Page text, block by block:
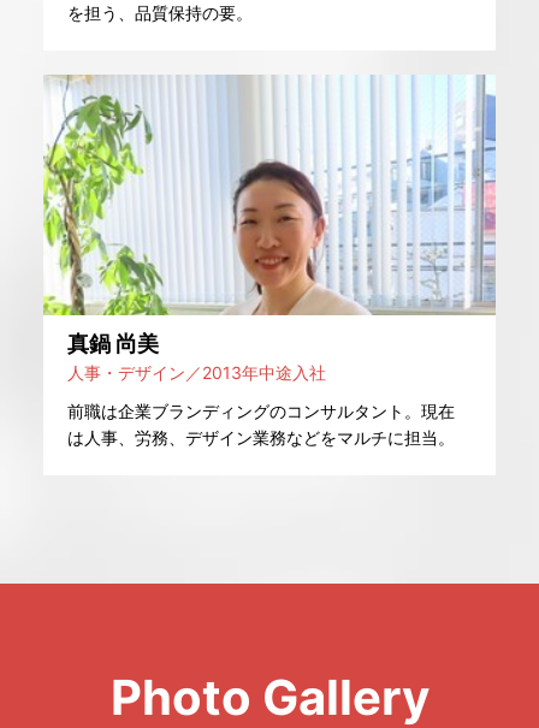
を担う、品質保持の要。
真鍋 尚美
人事・デザイン／2013年中途入社
前職は企業ブランディングのコンサルタント。現在
は人事、労務、デザイン業務などをマルチに担当。